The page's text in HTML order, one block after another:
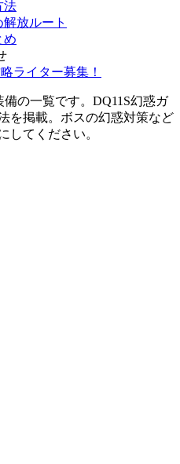
法
放ルート
め
ライター募集！
備の一覧です。DQ11S幻惑ガ
を掲載。ボスの幻惑対策など
してください。